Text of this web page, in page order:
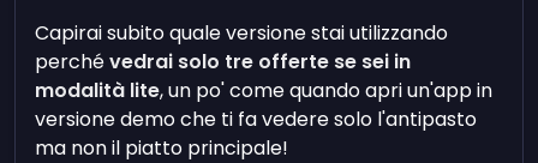
Capirai subito quale versione stai utilizzando
perchévedrai solo tre offerte se sei in
modalità lite, un po' come quando apri un'app in
versione demo che ti fa vedere solo l'antipasto
ma non il piatto principale!